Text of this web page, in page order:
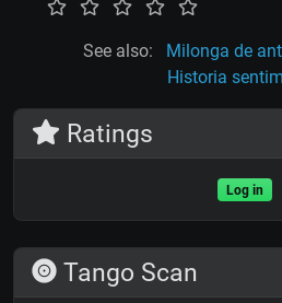
See also: Milonga de
Historia
Ratings
Log in
Tango Scan